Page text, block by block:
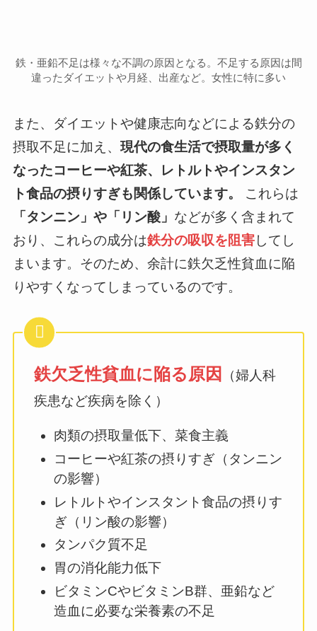
鉄・亜鉛不足は様々な不調の原因となる。不足する原因は間
違ったダイエットや月経、出産など。女性に特に多い
また、ダイエットや健康志向などによる鉄分の
摂取不足に加え、 現代の食生活で摂取量が多く
なったコーヒーや紅茶、レトルトやインスタン
ト食品の摂りすぎも関係しています。
これらは
「タンニン」や「リン酸」 などが多く含まれて
おり、これらの成分は鉄分の吸収を阻害してし
まいます。そのため、余計に鉄欠乏性貧血に陥
りやすくなってしまっているのです。
鉄欠乏性貧血に陥る原因
（婦人科
疾患など疾病を除く）
肉類の摂取量低下、菜食主義
コーヒーや紅茶の摂りすぎ（タンニン
の影響）
レトルトやインスタント食品の摂りす
ぎ（リン酸の影響）
タンパク質不足
胃の消化能力低下
ビタミンCやビタミンB群、亜鉛など
造血に必要な栄養素の不足